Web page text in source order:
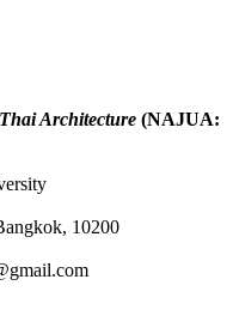
Architecture (NAJUA:
10200